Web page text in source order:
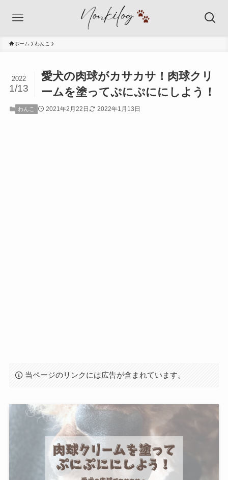
ホーム わんこ
愛犬の肉球がカサカサ！肉球クリ
ームを塗ってぷにぷににしよう！
2022
1/13
わんこ 2021年2月22日 2022年1月13日
当ページのリンクには広告が含まれています。